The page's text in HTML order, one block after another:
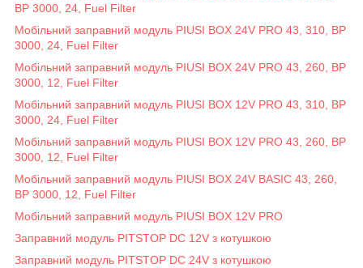
BP 3000, 24, Fuel Filter
Мобільний заправний модуль PIUSI BOX 24V PRO 43, 310, BP
3000, 24, Fuel Filter
Мобільний заправний модуль PIUSI BOX 24V PRO 43, 260, BP
3000, 12, Fuel Filter
Мобільний заправний модуль PIUSI BOX 12V PRO 43, 310, BP
3000, 24, Fuel Filter
Мобільний заправний модуль PIUSI BOX 12V PRO 43, 260, BP
3000, 12, Fuel Filter
Мобільний заправний модуль PIUSI BOX 24V BASIC 43, 260,
BP 3000, 12, Fuel Filter
Мобільний заправний модуль PIUSI BOX 12V PRO
Заправний модуль PITSTOP DC 12V з котушкою
Заправний модуль PITSTOP DC 24V з котушкою